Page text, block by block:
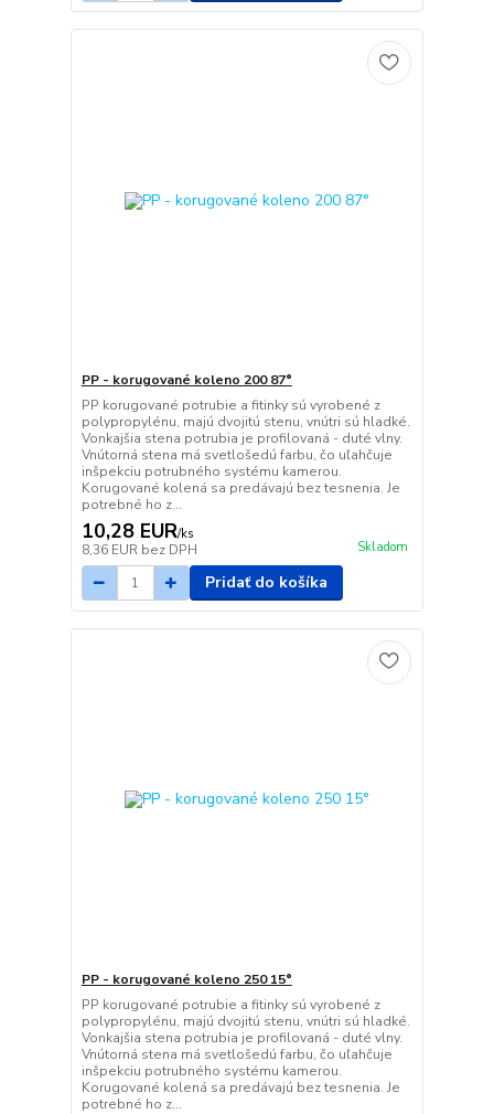
PP - korugované koleno 200 87°
PP korugované potrubie a fitinky sú vyrobené z
polypropylénu, majú dvojitú stenu, vnútri sú hladké.
Vonkajšia stena potrubia je profilovaná - duté vlny.
Vnútorná stena má svetlošedú farbu, čo uľahčuje
inšpekciu potrubného systému kamerou.
Korugované kolená sa predávajú bez tesnenia. Je
potrebné ho z...
10,28 EUR/ks
8,36 EUR bez DPH Skladom
Pridať do košíka
PP - korugované koleno 250 15°
PP korugované potrubie a fitinky sú vyrobené z
polypropylénu, majú dvojitú stenu, vnútri sú hladké.
Vonkajšia stena potrubia je profilovaná - duté vlny.
Vnútorná stena má svetlošedú farbu, čo uľahčuje
inšpekciu potrubného systému kamerou.
Korugované kolená sa predávajú bez tesnenia. Je
potrebné ho z...